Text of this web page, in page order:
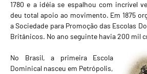
1780 e a idéia se espalhou com incrível
deu total apoio ao movimento. Em 1875
a Sociedade para Promoção das Escolas
Britânicos. No ano seguinte havia 200 mil
No Brasil, a primeira Escola
Dominical nasceu em Petrópolis,